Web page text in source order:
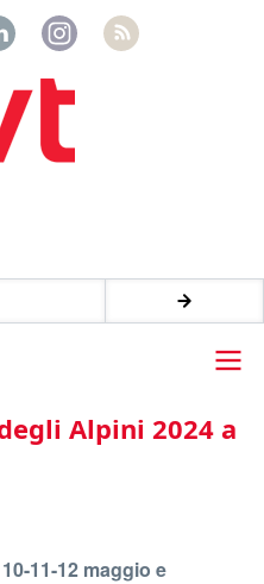
Alpini 2024 a
11-12 maggio e